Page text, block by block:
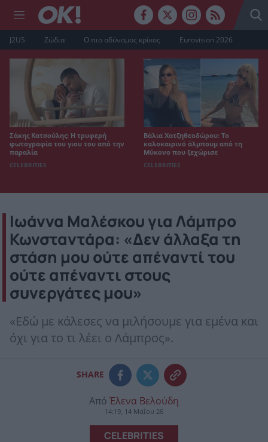
J2US Ζώδια Ο πιο αδύναμος κρίκος Eurovision 2026
Σάκης Κατσούλης: Η τρυφερή
φωτογραφία του γιου του από την
παραλία
CELEBRITIES
Βάλια Χατζηθεοδώρου: Το
καλοκαιρινό άλμπουμ από τη
Μύκονο που ξεχώρισε
CELEBRITIES
Ιωάννα Μαλέσκου για Λάμπρο
Κωνσταντάρα: «Δεν άλλαξα τη
στάση μου ούτε απέναντί του
ούτε απέναντι στους
συνεργάτες μου»
«Εδώ με κάλεσες να μιλήσουμε για εμένα και
όχι για το τι λέει ο Λάμπρος».
SHARE
Από Έλενα Βελούδη
14:19, 14 Μαΐου 26
CELEBRITIES